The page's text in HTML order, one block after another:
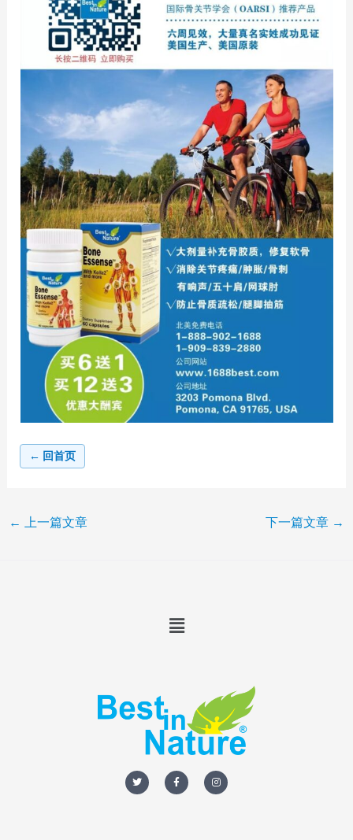
← 回首页
← 上一篇文章 下一篇文章 →
Menu
w
i
t
a
c
e
n
s
t